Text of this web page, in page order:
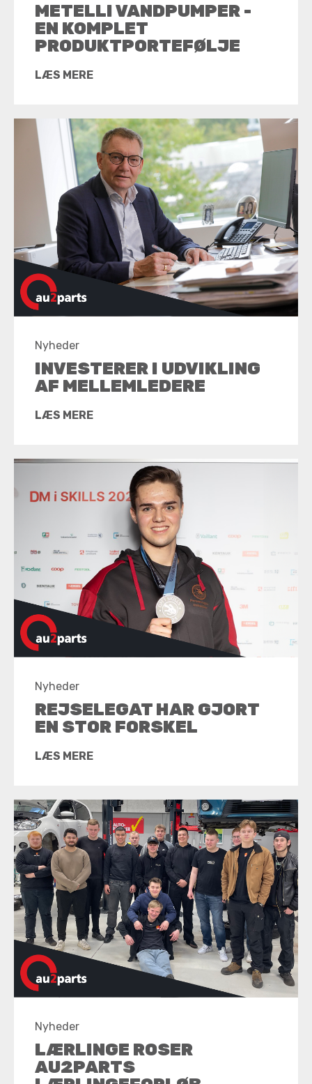
METELLI VANDPUMPER -
EN KOMPLET
PRODUKTPORTEFØLJE
LÆS MERE
Nyheder
INVESTERER I UDVIKLING
AF MELLEMLEDERE
LÆS MERE
Nyheder
REJSELEGAT HAR GJORT
EN STOR FORSKEL
LÆS MERE
Nyheder
LÆRLINGE ROSER
AU2PARTS